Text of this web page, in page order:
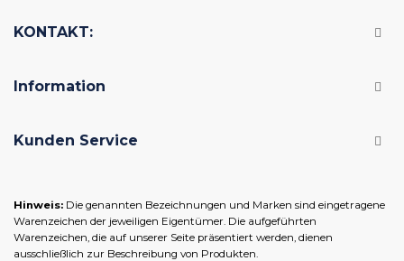
KONTAKT:
Information
Kunden Service
Hinweis: Die genannten Bezeichnungen und Marken sind eingetragene
Warenzeichen der jeweiligen Eigentümer. Die aufgeführten
Warenzeichen, die auf unserer Seite präsentiert werden, dienen
ausschließlich zur Beschreibung von Produkten.